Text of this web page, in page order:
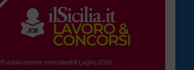
Pubblicazione: mercoledì 8 Luglio 2026